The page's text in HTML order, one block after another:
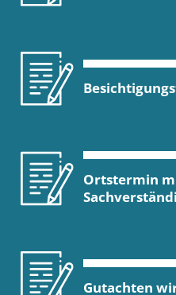
Ortstermin
Gutachten